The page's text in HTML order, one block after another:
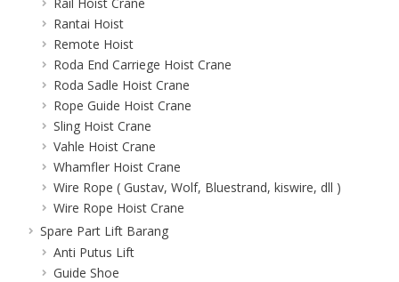
Rantai Hoist
Remote Hoist
Roda End Carriege Hoist Crane
Roda Sadle Hoist Crane
Rope Guide Hoist Crane
Sling Hoist Crane
Vahle Hoist Crane
Whamfler Hoist Crane
Wire Rope ( Gustav, Wolf, Bluestrand, kiswire, dll )
Wire Rope Hoist Crane
Spare Part Lift Barang
Anti Putus Lift
Guide Shoe